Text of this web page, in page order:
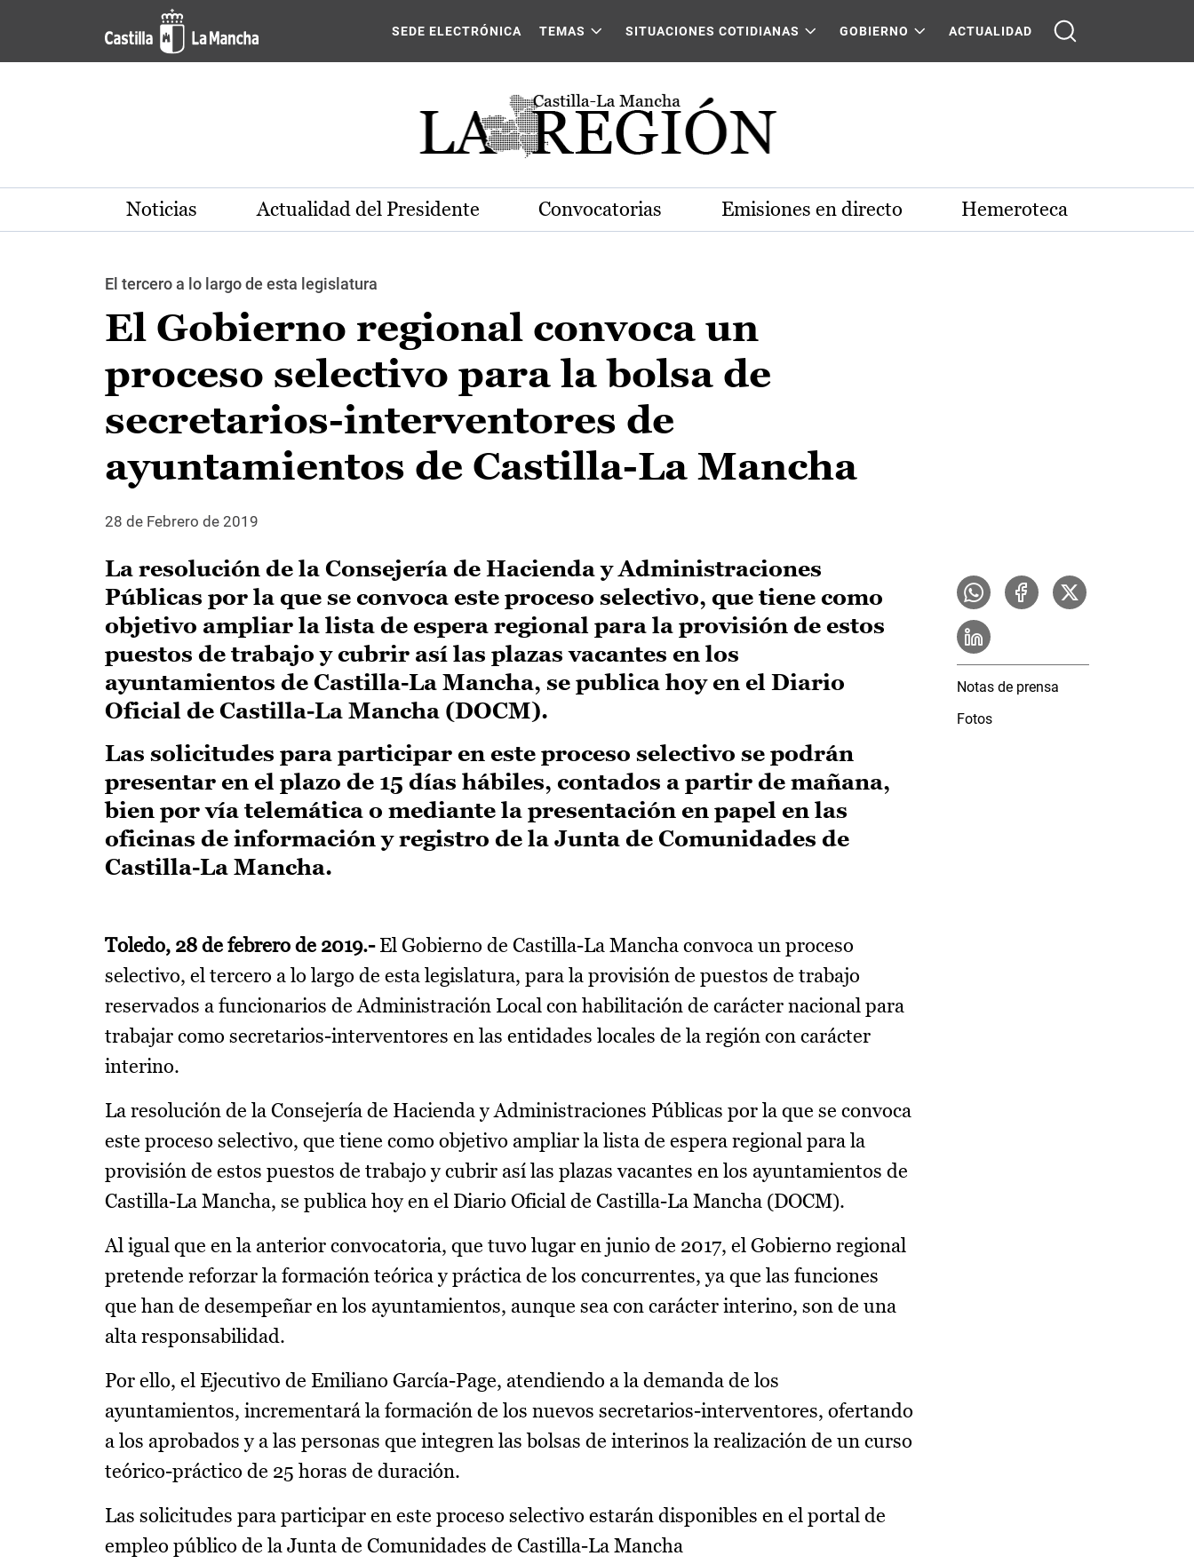
Pasar al contenido principal
SEDE ELECTRÓNICA TEMAS SITUACIONES COTIDIANAS GOBIERNO ACTUALIDAD
Noticias Actualidad del Presidente Convocatorias Emisiones en directo Hemeroteca
El tercero a lo largo de esta legislatura
El Gobierno regional convoca un
proceso selectivo para la bolsa de
secretarios-interventores de
ayuntamientos de Castilla-La Mancha
28 de Febrero de 2019
La resolución de la Consejería de Hacienda y Administraciones
Públicas por la que se convoca este proceso selectivo, que tiene como
objetivo ampliar la lista de espera regional para la provisión de estos
puestos de trabajo y cubrir así las plazas vacantes en los
ayuntamientos de Castilla-La Mancha, se publica hoy en el Diario
Oficial de Castilla-La Mancha (DOCM).
Las solicitudes para participar en este proceso selectivo se podrán
presentar en el plazo de 15 días hábiles, contados a partir de mañana,
bien por vía telemática o mediante la presentación en papel en las
oficinas de información y registro de la Junta de Comunidades de
Castilla-La Mancha.
Toledo, 28 de febrero de 2019.-El Gobierno de Castilla-La Mancha convoca un proceso
selectivo, el tercero a lo largo de esta legislatura, para la provisión de puestos de trabajo
reservados a funcionarios de Administración Local con habilitación de carácter nacional para
trabajar como secretarios-interventores en las entidades locales de la región con carácter
interino.
La resolución de la Consejería de Hacienda y Administraciones Públicas por la que se convoca
este proceso selectivo, que tiene como objetivo ampliar la lista de espera regional para la
provisión de estos puestos de trabajo y cubrir así las plazas vacantes en los ayuntamientos de
Castilla-La Mancha, se publica hoy en el Diario Oficial de Castilla-La Mancha (DOCM).
Al igual que en la anterior convocatoria, que tuvo lugar en junio de 2017, el Gobierno regional
pretende reforzar la formación teórica y práctica de los concurrentes, ya que las funciones
que han de desempeñar en los ayuntamientos, aunque sea con carácter interino, son de una
alta responsabilidad.
Por ello, el Ejecutivo de Emiliano García-Page, atendiendo a la demanda de los
ayuntamientos, incrementará la formación de los nuevos secretarios-interventores, ofertando
a los aprobados y a las personas que integren las bolsas de interinos la realización de un curso
teórico-práctico de 25 horas de duración.
Las solicitudes para participar en este proceso selectivo estarán disponibles en el portal de
empleo público de la Junta de Comunidades de Castilla-La Mancha
Notas de prensa
Fotos